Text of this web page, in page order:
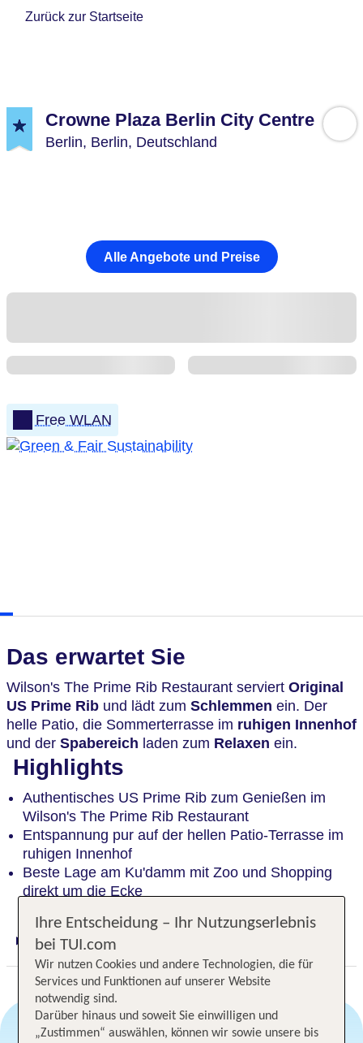
Zurück zur Startseite
Crowne Plaza Berlin City Centre
Berlin, Berlin, Deutschland
Alle Angebote und Preise
Free WLAN
Das erwartet Sie
Wilson's The Prime Rib Restaurant serviert Original
US Prime Rib und lädt zum Schlemmen ein. Der
helle Patio, die Sommerterrasse im ruhigen Innenhof
und der Spabereich laden zum Relaxen ein.
Highlights
Authentisches US Prime Rib zum Genießen im
Wilson's The Prime Rib Restaurant
Entspannung pur auf der hellen Patio-Terrasse im
ruhigen Innenhof
Beste Lage am Ku'damm mit Zoo und Shopping
direkt um die Ecke
Digitaler und telefonischer 24/7 TUI Service
Ihre Entscheidung – Ihr Nutzungserlebnis
bei TUI.com
Wir nutzen Cookies und andere Technologien, die für
Services und Funktionen auf unserer Website
notwendig sind.
Darüber hinaus und soweit Sie einwilligen und
„Zustimmen“ auswählen, können wir sowie unsere bis